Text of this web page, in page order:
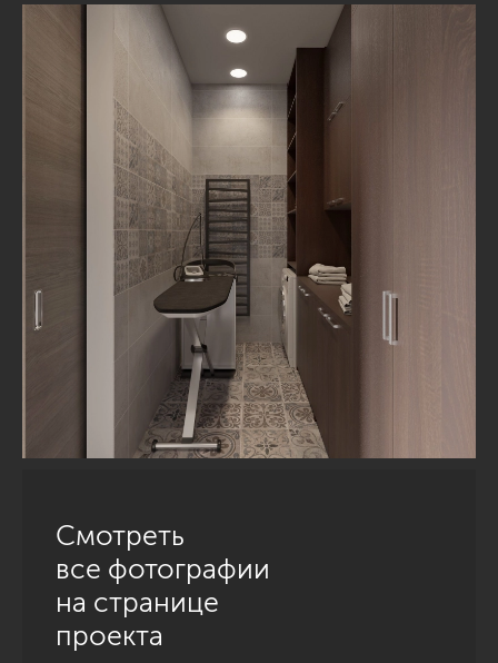
Смотреть
все фотографии
на странице
проекта